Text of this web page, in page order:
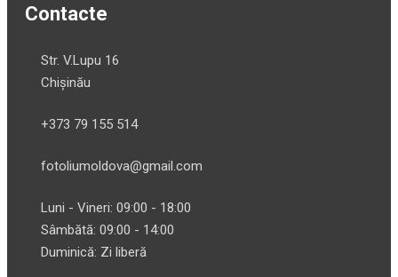
Contacte
Str. V.Lupu 16
Chișinău
+373 79 155 514
fotoliumoldova@gmail.com
Luni - Vineri: 09:00 - 18:00
Sâmbătă: 09:00 - 14:00
Duminică: Zi liberă